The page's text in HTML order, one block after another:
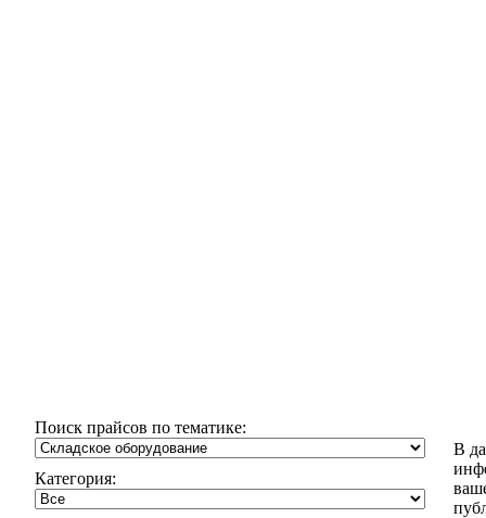
Поиск прайсов по тематике:
Категория:
В